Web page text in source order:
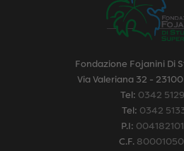
Fondazione Fojanini Di
Via Valeriana 32 -
Tel: 0342
Tel: 0342
P.I:
C.F.